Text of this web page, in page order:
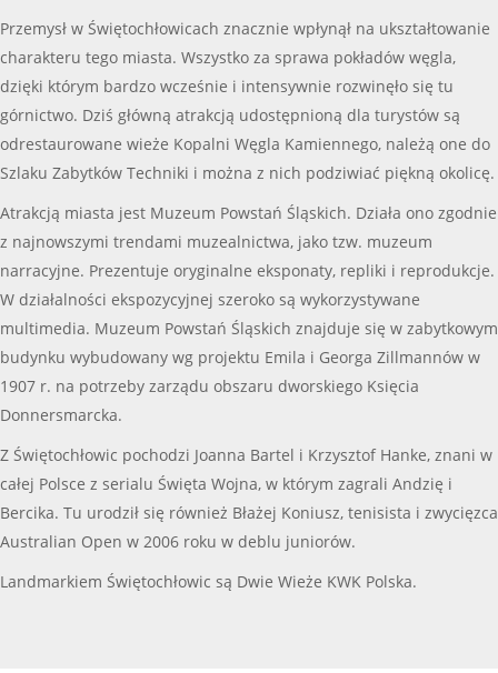
Przemysł w Świętochłowicach znacznie wpłynął na ukształtowanie
charakteru tego miasta. Wszystko za sprawa pokładów węgla,
dzięki którym bardzo wcześnie i intensywnie rozwinęło się tu
górnictwo. Dziś główną atrakcją udostępnioną dla turystów są
odrestaurowane wieże Kopalni Węgla Kamiennego, należą one do
Szlaku Zabytków Techniki i można z nich podziwiać piękną okolicę.
Atrakcją miasta jest Muzeum Powstań Śląskich. Działa ono zgodnie
z najnowszymi trendami muzealnictwa, jako tzw. muzeum
narracyjne. Prezentuje oryginalne eksponaty, repliki i reprodukcje.
W działalności ekspozycyjnej szeroko są wykorzystywane
multimedia. Muzeum Powstań Śląskich znajduje się w zabytkowym
budynku wybudowany wg projektu Emila i Georga Zillmannów w
1907 r. na potrzeby zarządu obszaru dworskiego Księcia
Donnersmarcka.
Z Świętochłowic pochodzi Joanna Bartel i Krzysztof Hanke, znani w
całej Polsce z serialu Święta Wojna, w którym zagrali Andzię i
Bercika. Tu urodził się również Błażej Koniusz, tenisista i zwycięzca
Australian Open w 2006 roku w deblu juniorów.
Landmarkiem Świętochłowic są Dwie Wieże KWK Polska.